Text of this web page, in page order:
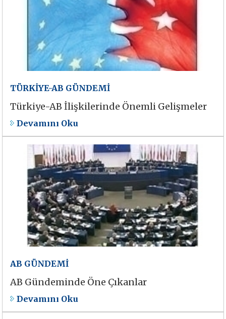
TÜRKİYE-AB GÜNDEMİ
Türkiye-AB İlişkilerinde Önemli Gelişmeler
Devamını Oku
AB GÜNDEMİ
AB Gündeminde Öne Çıkanlar
Devamını Oku